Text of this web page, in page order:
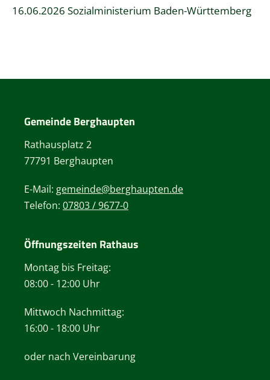
16.06.2026 Sozialministerium Baden-Württemberg
Gemeinde Berghaupten
Rathausplatz 2
77791 Berghaupten
E-Mail: gemeinde@berghaupten.de
Telefon: 07803 / 9677-0
Öffnungszeiten Rathaus
Montag bis Freitag:
08:00 - 12:00 Uhr
Mittwoch Nachmittag:
16:00 - 18:00 Uhr
oder nach Vereinbarung